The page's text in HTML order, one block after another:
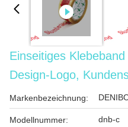
Einseitiges
Design-Logo,
Markenbezeichnung:
Modellnummer: dnb-c